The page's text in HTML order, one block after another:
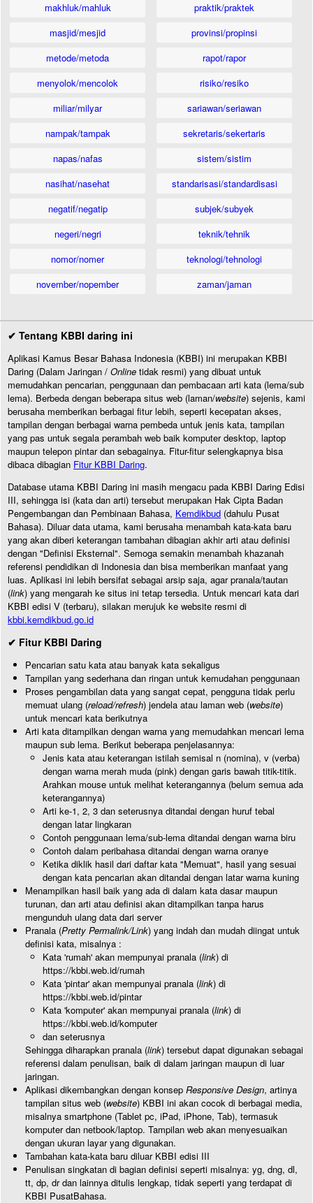
makhluk/mahluk
masjid/mesjid
metode/metoda
menyolok/mencolok
miliar/milyar
nampak/tampak
napas/nafas
nasihat/nasehat
negatif/negatip
negeri/negri
nomor/nomer
november/nopember
praktik/praktek
provinsi/propinsi
rapot/rapor
risiko/resiko
sariawan/seriawan
sekretaris/sekertaris
sistem/sistim
standarisasi/standardisasi
subjek/subyek
teknik/tehnik
teknologi/tehnologi
zaman/jaman
✔ Tentang KBBI daring ini
Aplikasi Kamus Besar Bahasa Indonesia (KBBI) ini merupakan KBBI
Daring (Dalam Jaringan / Online tidak resmi) yang dibuat untuk
memudahkan pencarian, penggunaan dan pembacaan arti kata (lema/sub
lema). Berbeda dengan beberapa situs web (laman/website) sejenis, kami
berusaha memberikan berbagai fitur lebih, seperti kecepatan akses,
tampilan dengan berbagai warna pembeda untuk jenis kata, tampilan
yang pas untuk segala perambah web baik komputer desktop, laptop
maupun telepon pintar dan sebagainya. Fitur-fitur selengkapnya bisa
dibaca dibagian Fitur KBBI Daring.
Database utama KBBI Daring ini masih mengacu pada KBBI Daring Edisi
III, sehingga isi (kata dan arti) tersebut merupakan Hak Cipta Badan
Pengembangan dan Pembinaan Bahasa, Kemdikbud (dahulu Pusat
Bahasa). Diluar data utama, kami berusaha menambah kata-kata baru
yang akan diberi keterangan tambahan dibagian akhir arti atau definisi
dengan "Definisi Eksternal". Semoga semakin menambah khazanah
referensi pendidikan di Indonesia dan bisa memberikan manfaat yang
luas. Aplikasi ini lebih bersifat sebagai arsip saja, agar pranala/tautan
(link) yang mengarah ke situs ini tetap tersedia. Untuk mencari kata dari
KBBI edisi V (terbaru), silakan merujuk ke website resmi di
kbbi.kemdikbud.go.id
✔ Fitur KBBI Daring
Pencarian satu kata atau banyak kata sekaligus
Tampilan yang sederhana dan ringan untuk kemudahan penggunaan
Proses pengambilan data yang sangat cepat, pengguna tidak perlu
memuat ulang (reload/refresh) jendela atau laman web (website)
untuk mencari kata berikutnya
Arti kata ditampilkan dengan warna yang memudahkan mencari lema
maupun sub lema. Berikut beberapa penjelasannya:
Jenis kata atau keterangan istilah semisal n (nomina), v (verba)
dengan warna merah muda (pink) dengan garis bawah titik-titik.
Arahkan mouse untuk melihat keterangannya (belum semua ada
keterangannya)
Arti ke-1, 2, 3 dan seterusnya ditandai dengan huruf tebal
dengan latar lingkaran
Contoh penggunaan lema/sub-lema ditandai dengan warna biru
Contoh dalam peribahasa ditandai dengan warna oranye
Ketika diklik hasil dari daftar kata "Memuat", hasil yang sesuai
dengan kata pencarian akan ditandai dengan latar warna kuning
Menampilkan hasil baik yang ada di dalam kata dasar maupun
turunan, dan arti atau definisi akan ditampilkan tanpa harus
mengunduh ulang data dari server
Pranala (Pretty Permalink/Link) yang indah dan mudah diingat untuk
definisi kata, misalnya :
Kata 'rumah' akan mempunyai pranala (link) di
https://kbbi.web.id/rumah
Kata 'pintar' akan mempunyai pranala (link) di
https://kbbi.web.id/pintar
Kata 'komputer' akan mempunyai pranala (link) di
https://kbbi.web.id/komputer
dan seterusnya
Sehingga diharapkan pranala (link) tersebut dapat digunakan sebagai
referensi dalam penulisan, baik di dalam jaringan maupun di luar
jaringan.
Aplikasi dikembangkan dengan konsep Responsive Design, artinya
tampilan situs web (website) KBBI ini akan cocok di berbagai media,
misalnya smartphone (Tablet pc, iPad, iPhone, Tab), termasuk
komputer dan netbook/laptop. Tampilan web akan menyesuaikan
dengan ukuran layar yang digunakan.
Tambahan kata-kata baru diluar KBBI edisi III
Penulisan singkatan di bagian definisi seperti misalnya: yg, dng, dl,
tt, dp, dr dan lainnya ditulis lengkap, tidak seperti yang terdapat di
KBBI PusatBahasa.